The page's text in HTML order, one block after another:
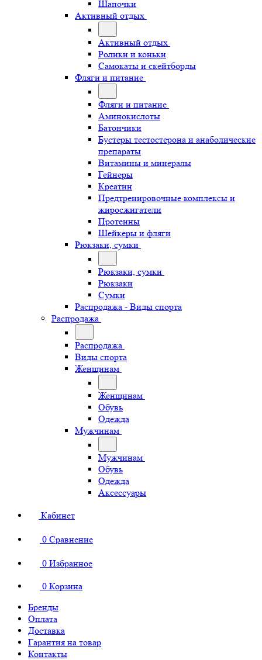
Шапочки
Активный отдых
Активный отдых
Ролики и коньки
Самокаты и скейтборды
Фляги и питание
Фляги и питание
Аминокислоты
Батончики
Бустеры тестостерона и анаболические
препараты
Витамины и минералы
Гейнеры
Креатин
Предтренировочные комплексы и
жиросжигатели
Протеины
Шейкеры и фляги
Рюкзаки, сумки
Рюкзаки, сумки
Рюкзаки
Сумки
Распродажа - Виды спорта
Распродажа
Распродажа
Виды спорта
Женщинам
Женщинам
Обувь
Одежда
Мужчинам
Мужчинам
Обувь
Одежда
Аксессуары
Кабинет
0 Сравнение
0 Избранное
0 Корзина
Бренды
Оплата
Доставка
Гарантия на товар
Контакты